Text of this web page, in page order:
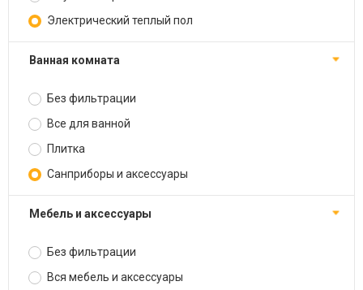
Электрический теплый пол
Ванная комната
Без фильтрации
Все для ванной
Плитка
Санприборы и аксессуары
Мебель и аксессуары
Без фильтрации
Вся мебель и аксессуары